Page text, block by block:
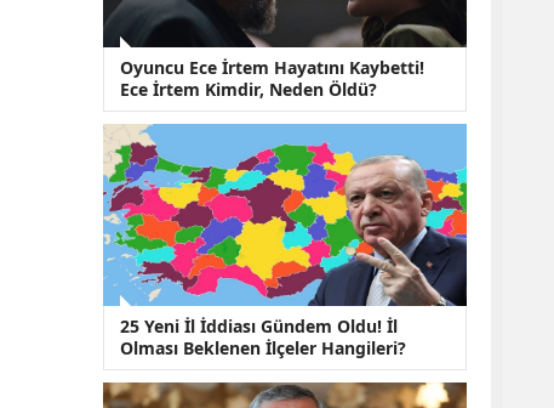
Emekli Maaşlarında
Temmuz Hesabı:
Zam Oranı ve Taban
Aylık İçin Yeni
Senaryolar
Oyuncu Ece İrtem Hayatını Kaybetti!
Ece İrtem Kimdir, Neden Öldü?
25 Yeni İl İddiası Gündem Oldu! İl
Olması Beklenen İlçeler Hangileri?